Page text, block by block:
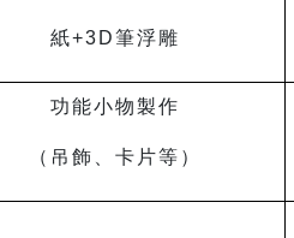
紙+3D筆浮雕
功能小物製作
（吊飾、卡片等）